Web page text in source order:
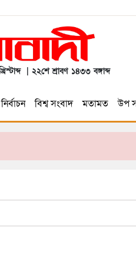
| ২২শে শ্রাবণ ১৪৩৩ বঙ্গাব্দ
নির্বাচন বিশ্ব সংবাদ মতামত উপ